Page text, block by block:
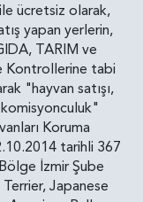
ücretsiz olarak,
yapan yerlerin,
TARIM ve
Kontrollerine tabi
"hayvan satışı,
Koruma
tarihli 367
Bölge İzmir Şube
Japanese